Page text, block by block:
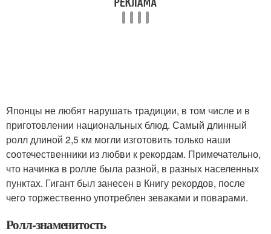
Японцы не любят нарушать традиции, в том числе и в
приготовлении национальных блюд. Самый длинный
ролл длиной 2,5 км могли изготовить только наши
соотечественники из любви к рекордам. Примечательно,
что начинка в ролле была разной, в разных населенных
пунктах. Гигант был занесен в Книгу рекордов, после
чего торжественно употреблен зеваками и поварами.
Ролл-знаменитость